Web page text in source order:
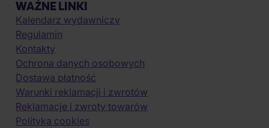
WAŻNE LINKI
Kalendarz wydawniczy
Regulamin
Kontakty
Ochrona danych osobowych
Dostawa płatność
Warunki reklamacji i zwrotów
Reklamacje i zwroty towarów
Polityka cookies